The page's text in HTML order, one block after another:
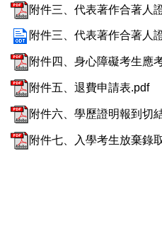
附件三、代表著作合著人
附件三、代表著作合著人
附件四、身心障礙考生應
附件五、退費申請表.pdf
附件六、學歷證明報到切
附件七、入學考生放棄錄